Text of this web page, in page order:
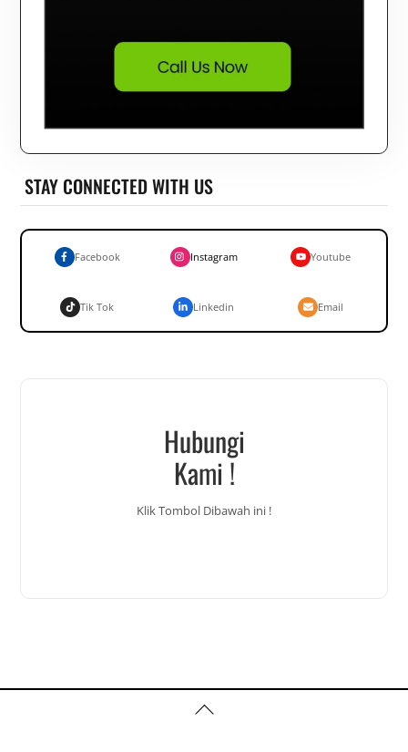
STAY CONNECTED WITH US
Facebook Instagram Youtube
Tik Tok Linkedin Email
Hubungi
Kami !
Klik Tombol Dibawah ini !
Back
To